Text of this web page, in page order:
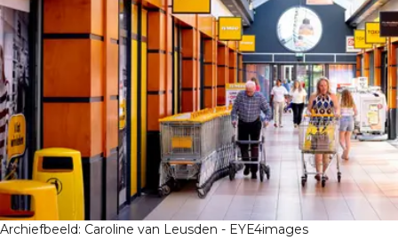
Archiefbeeld: Caroline van Leusden - EYE4images